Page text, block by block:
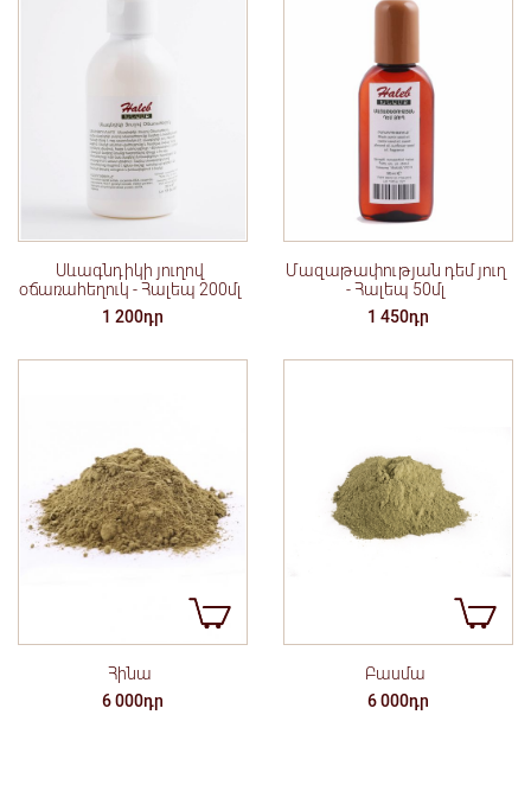
Սևագնդիկի յուղով
օճառահեղուկ - Հալեպ 200մլ
1 200դր
Մազաթափության դեմ յուղ
- Հալեպ 50մլ
1 450դր
Հինա
6 000դր
Բասմա
6 000դր